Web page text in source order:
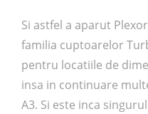
Si astfel a aparut
familia cuptoarelor
pentru locatiile de
insa in continuare
A3. Si este inca